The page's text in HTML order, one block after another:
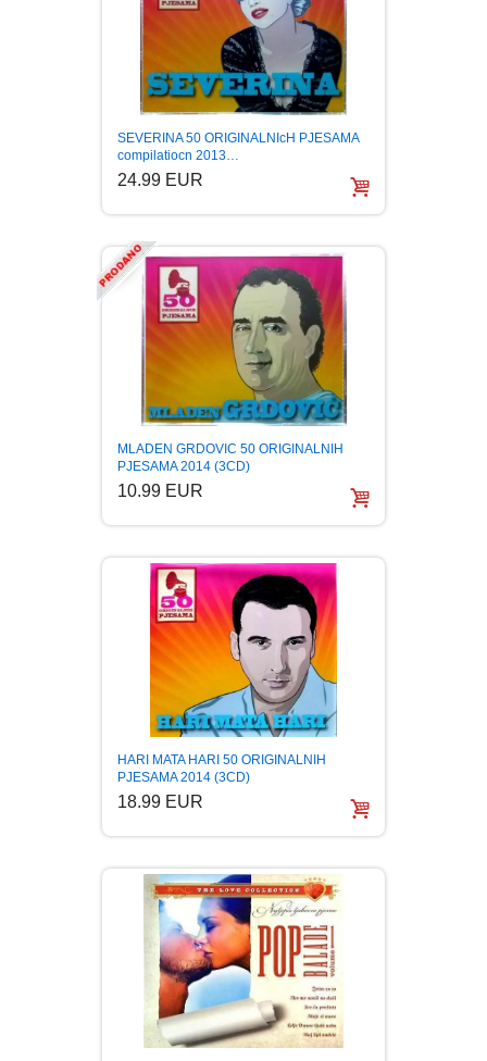
SEVERINA 50 ORIGINALNIcH PJESAMA
compilatiocn 2013…
24.99 EUR
MLADEN GRDOVIC 50 ORIGINALNIH
PJESAMA 2014 (3CD)
10.99 EUR
HARI MATA HARI 50 ORIGINALNIH
PJESAMA 2014 (3CD)
18.99 EUR